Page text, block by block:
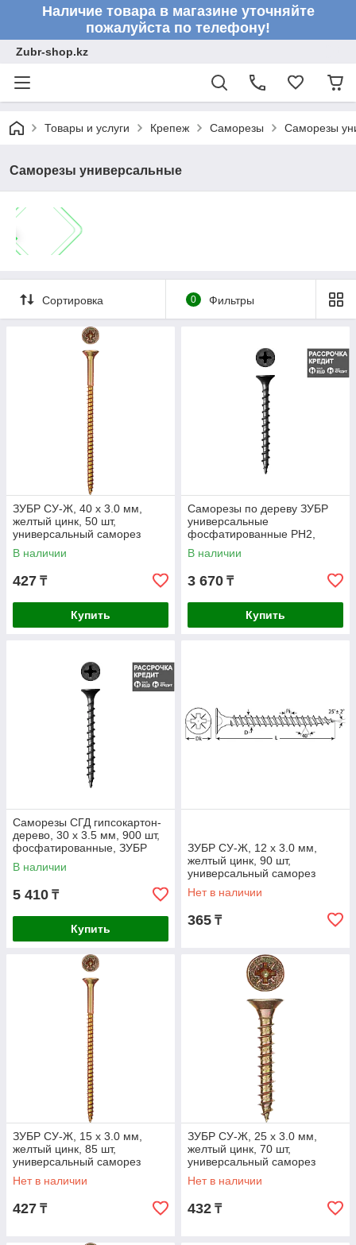
Наличие товара в магазине уточняйте
пожалуйста по телефону!
Zubr-shop.kz
Товары и услуги Крепеж Саморезы Саморезы
Саморезы универсальные
Сортировка 0 Фильтры
ЗУБР СУ-Ж, 40 х 3.0 мм,
желтый цинк, 50 шт,
универсальный саморез
(300396-30-040)
В наличии
427 ₸
Купить
Саморезы по дереву ЗУБР
универсальные
фосфатированные PH2,
4,2х75мм, ТФ2, 200шт, 4-
300032-42-075
В наличии
3 670 ₸
Купить
Саморезы СГД гипсокартон-
дерево, 30 х 3.5 мм, 900 шт,
фосфатированные, ЗУБР
Профессионал (4-300032-35-
030)
В наличии
5 410 ₸
Купить
ЗУБР СУ-Ж, 12 х 3.0 мм,
желтый цинк, 90 шт,
универсальный саморез
(300396-30-012)
Нет в наличии
365 ₸
ЗУБР СУ-Ж, 15 х 3.0 мм,
желтый цинк, 85 шт,
универсальный саморез
(300396-30-015)
Нет в наличии
427 ₸
ЗУБР СУ-Ж, 25 х 3.0 мм,
желтый цинк, 70 шт,
универсальный саморез
(300396-30-025)
Нет в наличии
432 ₸